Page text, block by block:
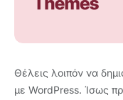
Θέλεις λοιπόν να
με WordPress. Ίσως